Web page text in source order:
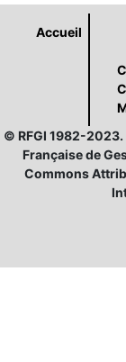
Accueil
© RFGI 1982-2023.
Française de
Commons